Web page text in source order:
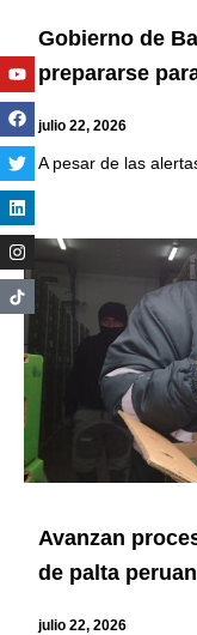
Gobierno de
prepararse
julio 22, 2026
A pesar de las
Avanzan
de palta
julio 22, 2026
Youtube
Facebook
Twitter
Linkedin
Instagram